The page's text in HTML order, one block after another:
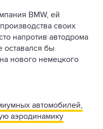
BMW, ей
своих
напротив автодрома
оставался бы
нового немецкого
автомобилей,
аэродинамику